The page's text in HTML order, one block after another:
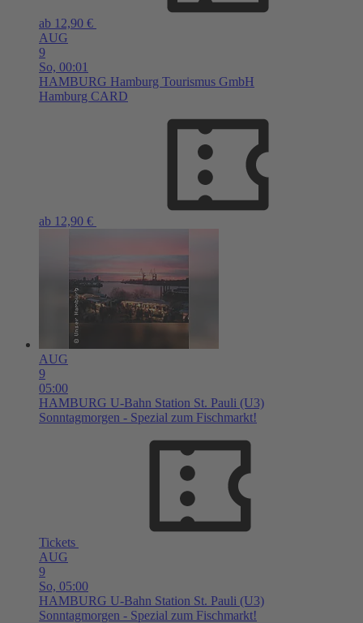
ab 12,90 €
AUG
9
So, 00:01
HAMBURG Hamburg Tourismus GmbH
Hamburg CARD
ab 12,90 €
AUG
9
05:00
HAMBURG U-Bahn Station St. Pauli (U3)
Sonntagmorgen - Spezial zum Fischmarkt!
Tickets
AUG
9
So, 05:00
HAMBURG U-Bahn Station St. Pauli (U3)
Sonntagmorgen - Spezial zum Fischmarkt!